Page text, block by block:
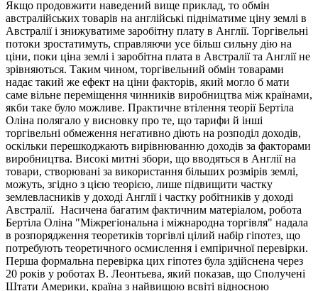
Якщо продовжити наведений вище приклад, то обмін
австралійських товарів на англійські підніматиме ціну землі в
Австралії і знижуватиме заробітну плату в Англії. Торгівельні
потоки зростатимуть, справляючи усе більш сильну дію на
ціни, поки ціна землі і заробітна плата в Австралії та Англії не
зрівняються. Таким чином, торгівельний обмін товарами
надає такий же ефект на ціни факторів, який могло б мати
саме вільне переміщення чинників виробництва між країнами,
якби таке було можливе. Практичне втілення теорії Бертіла
Оліна полягало у висновку про те, що тарифи й інші
торгівельні обмеження негативно діють на розподіл доходів,
оскільки перешкоджають вирівнюванню доходів за факторами
виробництва. Високі митні збори, що вводяться в Англії на
товари, створювані за використання більших розмірів землі,
можуть, згідно з цією теорією, лише підвищити частку
землевласників у доході Англії і частку робітників у доході
Австралії. Насичена багатим фактичним матеріалом, робота
Бертіла Оліна "Міжрегіональна і міжнародна торгівля" надала
в розпорядження теоретиків торгівлі цілий набір гіпотез, що
потребують теоретичного осмислення і емпіричної перевірки.
Перша формальна перевірка цих гіпотез була здійснена через
20 років у роботах В. Леонтьева, який показав, що Сполучені
Штати Америки, країна з найвищою всвіті відносною